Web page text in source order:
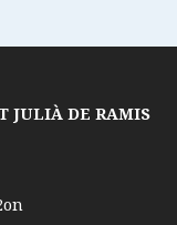
JULIÀ DE RAMIS